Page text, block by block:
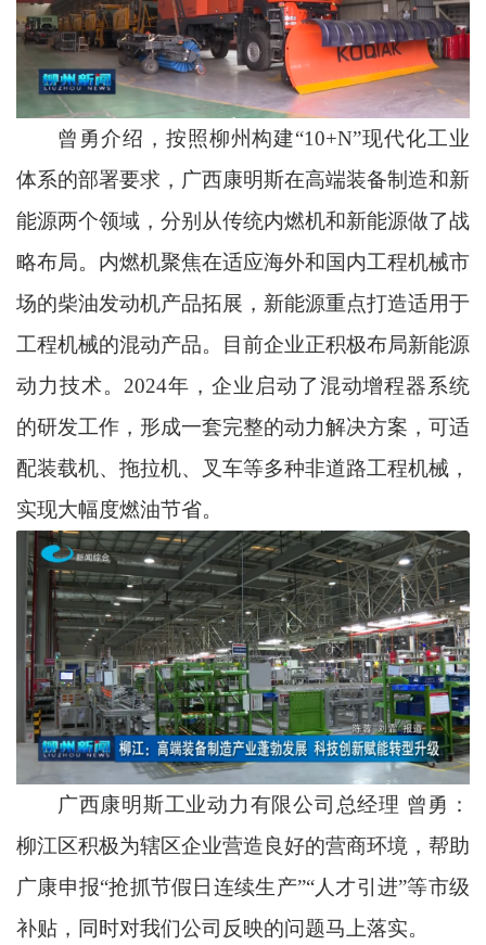
曾勇介绍，按照柳州构建“10+N”现代化工业
体系的部署要求，广西康明斯在高端装备制造和新
能源两个领域，分别从传统内燃机和新能源做了战
略布局。内燃机聚焦在适应海外和国内工程机械市
场的柴油发动机产品拓展，新能源重点打造适用于
工程机械的混动产品。目前企业正积极布局新能源
动力技术。2024年，企业启动了混动增程器系统
的研发工作，形成一套完整的动力解决方案，可适
配装载机、拖拉机、叉车等多种非道路工程机械，
实现大幅度燃油节省。
广西康明斯工业动力有限公司总经理 曾勇：
柳江区积极为辖区企业营造良好的营商环境，帮助
广康申报“抢抓节假日连续生产”“人才引进”等市级
补贴，同时对我们公司反映的问题马上落实。